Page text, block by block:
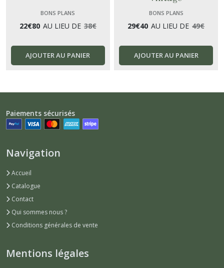
BONS PLANS
22€80 AU LIEU DE 38€
AJOUTER AU PANIER
BONS PLANS
29€40 AU LIEU DE 49€
AJOUTER AU PANIER
Paiements sécurisés
Navigation
Accueil
Catalogue
Contact
Qui sommes nous ?
Conditions générales de vente
Mentions légales